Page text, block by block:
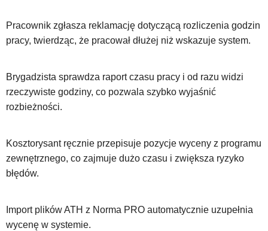
Pracownik zgłasza reklamację dotyczącą rozliczenia godzin
pracy, twierdząc, że pracował dłużej niż wskazuje system.
Brygadzista sprawdza raport czasu pracy i od razu widzi
rzeczywiste godziny, co pozwala szybko wyjaśnić
rozbieżności.
Kosztorysant ręcznie przepisuje pozycje wyceny z programu
zewnętrznego, co zajmuje dużo czasu i zwiększa ryzyko
błędów.
Import plików ATH z Norma PRO automatycznie uzupełnia
wycenę w systemie.